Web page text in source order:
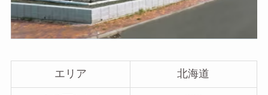
エリア 北海道